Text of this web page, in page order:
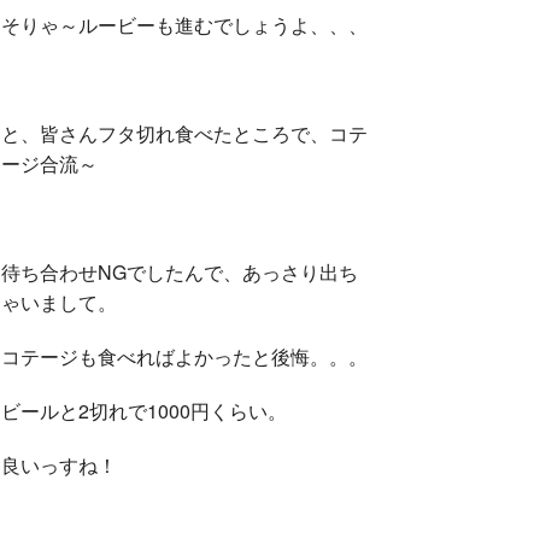
そりゃ～ルービーも進むでしょうよ、、、
と、皆さんフタ切れ食べたところで、コテ
ージ合流～
待ち合わせNGでしたんで、あっさり出ち
ゃいまして。
コテージも食べればよかったと後悔。。。
ビールと2切れで1000円くらい。
良いっすね！